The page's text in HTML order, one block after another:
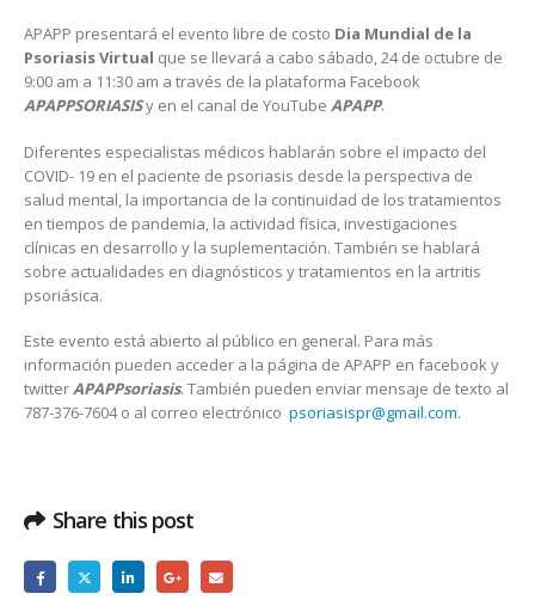
APAPP presentará el evento libre de costo Dia Mundial de la
Psoriasis Virtual que se llevará a cabo sábado, 24 de octubre de
9:00 am a 11:30 am a través de la plataforma Facebook
APAPPSORIASISy en el canal de YouTube APAPP.
Diferentes especialistas médicos hablarán sobre el impacto del
COVID- 19 en el paciente de psoriasis desde la perspectiva de
salud mental, la importancia de la continuidad de los tratamientos
en tiempos de pandemia, la actividad física, investigaciones
clínicas en desarrollo y la suplementación. También se hablará
sobre actualidades en diagnósticos y tratamientos en la artritis
psoriásica.
Este evento está abierto al público en general. Para más
información pueden acceder a la página de APAPP en facebook y
twitterAPAPPsoriasis. También pueden enviar mensaje de texto al
787-376-7604 o al correo electrónico psoriasispr@gmail.com.
Share this post